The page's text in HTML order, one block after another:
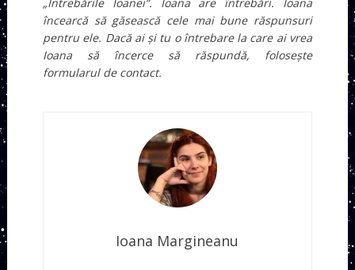
încearcă să găsească cele mai bune răspunsuri
pentru ele. Dacă ai și tu o întrebare la care ai vrea
Ioana să încerce să răspundă, folosește
formularul de contact.
Ioana Margineanu